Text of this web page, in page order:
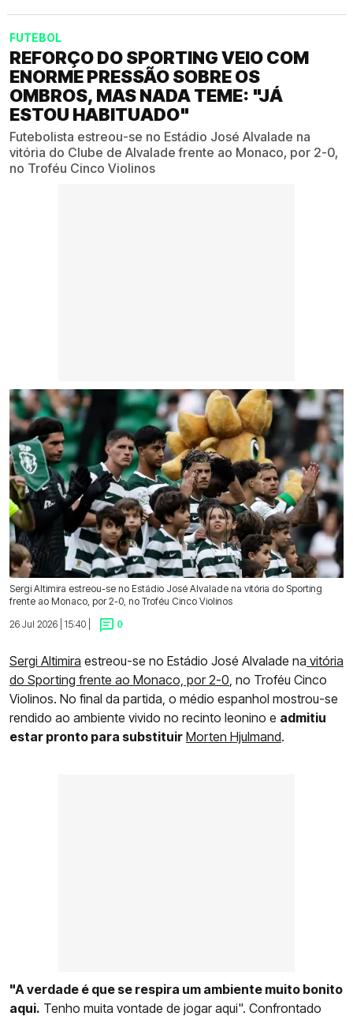
FUTEBOL
REFORÇO DO SPORTING VEIO COM
ENORME PRESSÃO SOBRE OS
OMBROS, MAS NADA TEME: "JÁ
ESTOU HABITUADO"
Futebolista estreou-se no Estádio José Alvalade na
vitória do Clube de Alvalade frente ao Monaco, por 2-0,
no Troféu Cinco Violinos
Sergi Altimira estreou-se no Estádio José Alvalade na vitória do Sporting
frente ao Monaco, por 2-0, no Troféu Cinco Violinos
26 Jul 2026 | 15:40 |
0
Sergi Altimira estreou-se no Estádio José Alvalade na vitória
do Sporting frente ao Monaco, por 2-0 , no Troféu Cinco
Violinos. No final da partida, o médio espanhol mostrou-se
rendido ao ambiente vivido no recinto leonino e admitiu
estar pronto para substituir Morten Hjulmand.
"A verdade é que se respira um ambiente muito bonito
aqui. Tenho muita vontade de jogar aqui". Confrontado